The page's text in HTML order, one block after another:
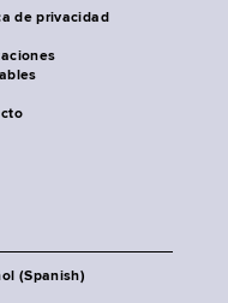
de privacidad
(Spanish)